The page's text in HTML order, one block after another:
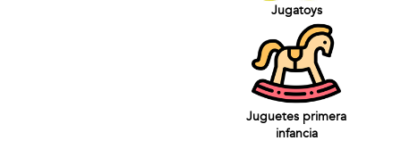
Jugatoys
Juguetes primera
infancia